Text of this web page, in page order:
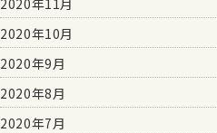
2020年11月
2020年10月
2020年9月
2020年8月
2020年7月